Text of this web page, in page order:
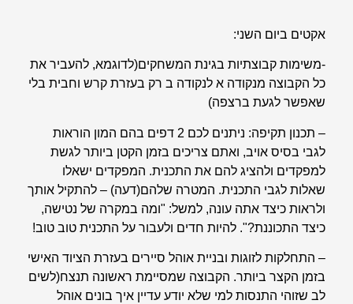
אקטים ביום השני:
-משימות קבוצתיות בגינת המשחקים(לדוגמא, להעביר את
כל הקבוצה מנקודה א לנקודה ב רק בעזרת קרש וחבית בלי
שאפשר לגעת ברצפה)
– תכנון תקיפה: ניתנים לכם 2 דפים בהם המון הוראות
לגבי בסיס אויב, ואתם צריכים בזמן הקטן ביותר לגשת
למפקדים ולהציג להם את התכנית. המפקדים ישאלו
שאלות לגבי התכנית. המטרה שלהם(דעה) – להתקיל אותך
ולראות כיצד אתה עונה, למשל: "ומה במקרה של נטישה,
כיצד התכוננת?". להיות חדים ולעבור על התכנית טוב טוב!
– התחלקות לזוגות ובניית אוהל סיירים בעזרת הציוד האישי
בזמן הקצר ביותר. הקבוצה שמסיימת ראשונה תנצח(לשים
לב שזוהי התנסות למי שלא יודע עדיין איך בונים אוהל